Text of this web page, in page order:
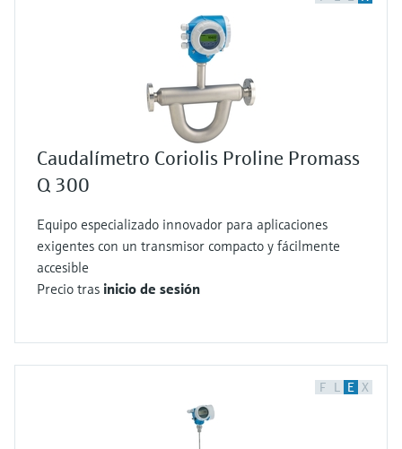
Caudalímetro Coriolis Proline Promass
Q 300
Equipo especializado innovador para aplicaciones
exigentes con un transmisor compacto y fácilmente
accesible
Precio tras inicio de sesión
F L E X